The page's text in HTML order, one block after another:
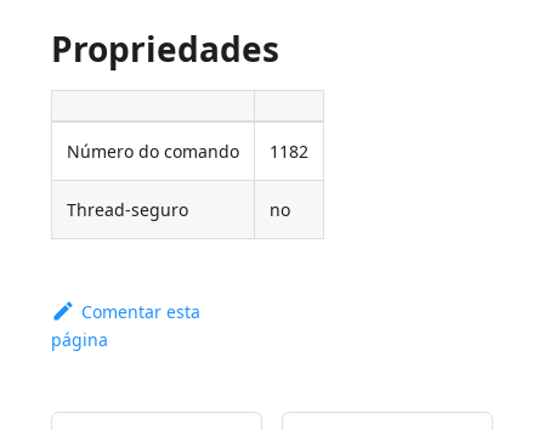
Propriedades
Número do comando 1182
Thread-seguro no
Comentar esta
página